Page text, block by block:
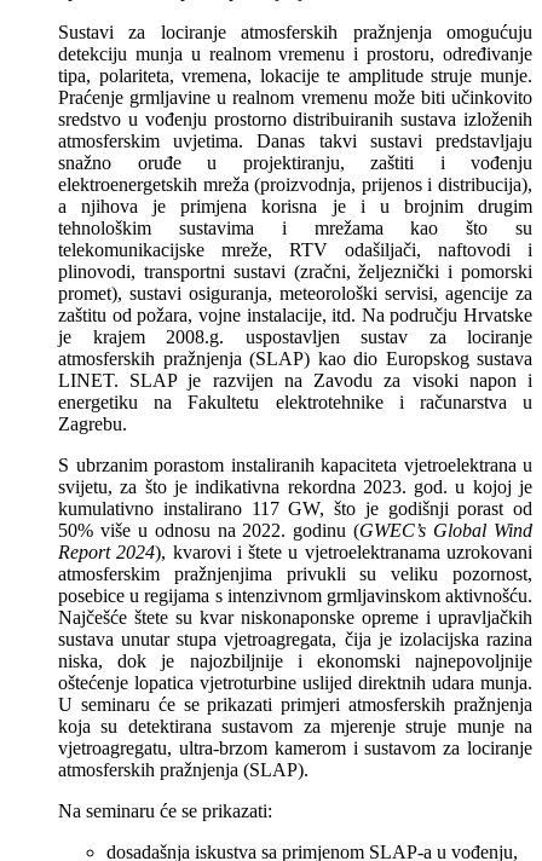
Sustavi za lociranje atmosferskih pražnjenja omogućuju
detekciju munja u realnom vremenu i prostoru, određivanje
tipa, polariteta, vremena, lokacije te amplitude struje munje.
Praćenje grmljavine u realnom vremenu može biti učinkovito
sredstvo u vođenju prostorno distribuiranih sustava izloženih
atmosferskim uvjetima. Danas takvi sustavi predstavljaju
snažno oruđe u projektiranju, zaštiti i vođenju
elektroenergetskih mreža (proizvodnja, prijenos i distribucija),
a njihova je primjena korisna je i u brojnim drugim
tehnološkim sustavima i mrežama kao što su
telekomunikacijske mreže, RTV odašiljači, naftovodi i
plinovodi, transportni sustavi (zračni, željeznički i pomorski
promet), sustavi osiguranja, meteorološki servisi, agencije za
zaštitu od požara, vojne instalacije, itd. Na području Hrvatske
je krajem 2008.g. uspostavljen sustav za lociranje
atmosferskih pražnjenja (SLAP) kao dio Europskog sustava
LINET. SLAP je razvijen na Zavodu za visoki napon i
energetiku na Fakultetu elektrotehnike i računarstva u
Zagrebu.
S ubrzanim porastom instaliranih kapaciteta vjetroelektrana u
svijetu, za što je indikativna rekordna 2023. god. u kojoj je
kumulativno instalirano 117 GW, što je godišnji porast od
50% više u odnosu na 2022. godinu (GWEC’s Global Wind
Report 2024), kvarovi i štete u vjetroelektranama uzrokovani
atmosferskim pražnjenjima privukli su veliku pozornost,
posebice u regijama s intenzivnom grmljavinskom aktivnošću.
Najčešće štete su kvar niskonaponske opreme i upravljačkih
sustava unutar stupa vjetroagregata, čija je izolacijska razina
niska, dok je najozbiljnije i ekonomski najnepovoljnije
oštećenje lopatica vjetroturbine uslijed direktnih udara munja.
U seminaru će se prikazati primjeri atmosferskih pražnjenja
koja su detektirana sustavom za mjerenje struje munje na
vjetroagregatu, ultra-brzom kamerom i sustavom za lociranje
atmosferskih pražnjenja (SLAP).
Na seminaru će se prikazati:
dosadašnja iskustva sa primjenom SLAP-a u vođenju,